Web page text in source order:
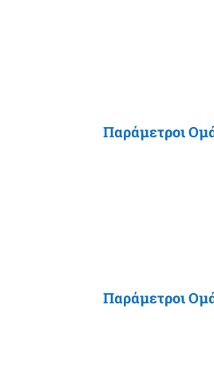
Παράμετροι
Παράμετροι